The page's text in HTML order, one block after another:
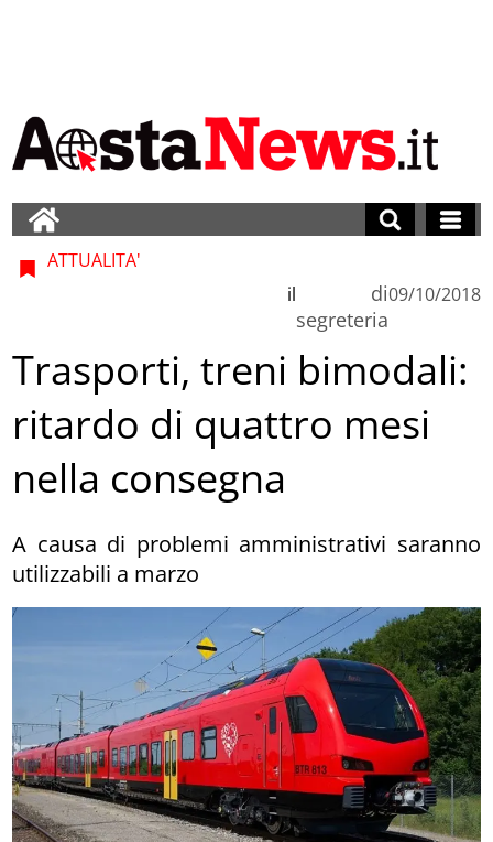
ATTUALITA'
di
segreteria
il 09/10/2018
Trasporti, treni bimodali:
ritardo di quattro mesi
nella consegna
A causa di problemi amministrativi saranno
utilizzabili a marzo